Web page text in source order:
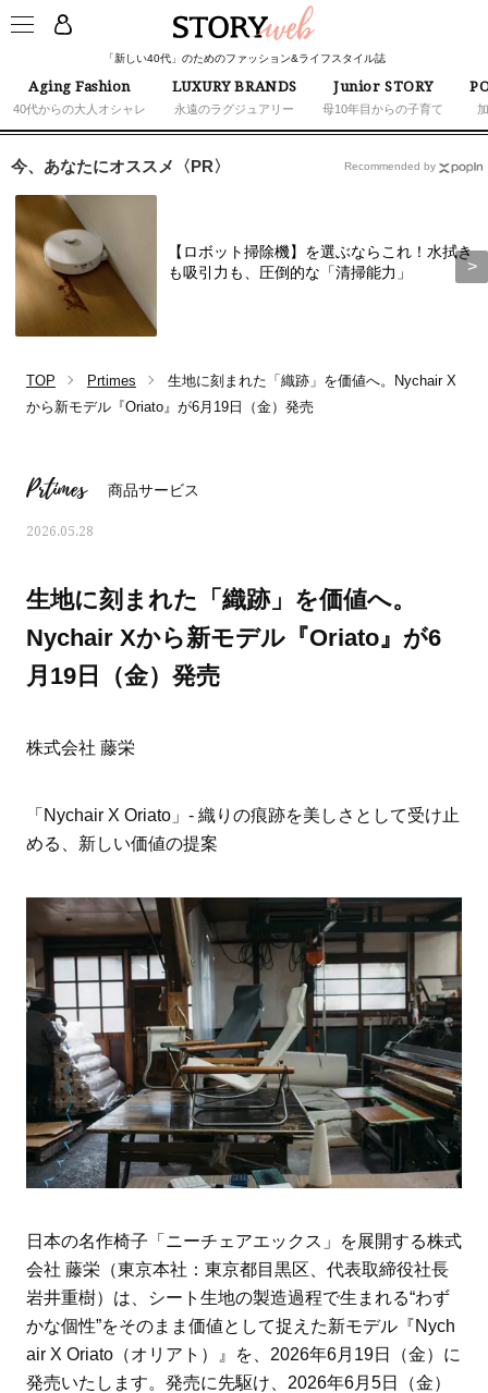
「新しい40代」のためのファッション&ライフスタイル誌
Aging Fashion
40代からの大人オシャレ
LUXURY BRANDS
永遠のラグジュアリー
Junior STORY
母10年目からの子育て
すす
ママとパパに贈る「ジェンダーレ
今、あなたにオススメ〈PR〉
【ロボット掃除機】を選ぶならこれ！水拭き
も吸引力も、圧倒的な「清掃能力」
Recommended by
TOP Prtimes
生地に刻まれた「織跡」を価値へ。Nychair X
から新モデル『Oriato』が6月19日（金）発売
Prtimes 商品サービス
2026.05.28
生地に刻まれた「織跡」を価値へ。
Nychair Xから新モデル『Oriato』が6
月19日（金）発売
株式会社 藤栄
「Nychair X Oriato」- 織りの痕跡を美しさとして受け止
める、新しい価値の提案
日本の名作椅子「ニーチェアエックス」を展開する株式
会社 藤栄（東京本社：東京都目黒区、代表取締役社長
岩井重樹）は、シート生地の製造過程で生まれる“わず
かな個性”をそのまま価値として捉えた新モデル『Nych
air X Oriato（オリアト）』を、2026年6月19日（金）に
発売いたします。発売に先駆け、2026年6月5日（金）